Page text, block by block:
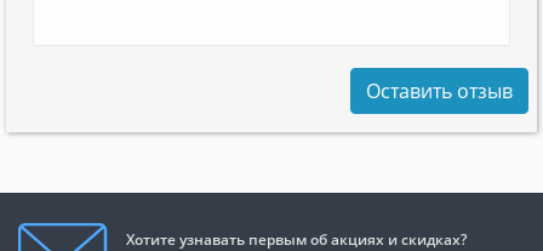
Оставить отзыв
Хотите узнавать первым об акциях и скидках?